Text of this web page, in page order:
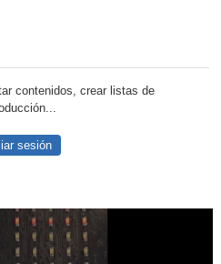
contenidos, crear listas de
sesión